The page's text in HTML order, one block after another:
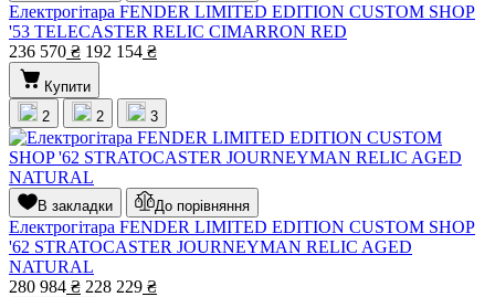
Електрогітара FENDER LIMITED EDITION CUSTOM SHOP
'53 TELECASTER RELIC CIMARRON RED
236 570 ₴ 192 154 ₴
Купити
2
2 3
В закладки До порівняння
Електрогітара FENDER LIMITED EDITION CUSTOM SHOP
'62 STRATOCASTER JOURNEYMAN RELIC AGED
NATURAL
280 984 ₴ 228 229 ₴